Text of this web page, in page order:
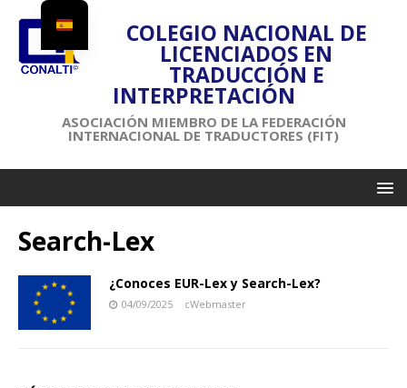
COLEGIO NACIONAL DE
LICENCIADOS EN
TRADUCCIÓN E
INTERPRETACIÓN
ASOCIACIÓN MIEMBRO DE LA FEDERACIÓN
INTERNACIONAL DE TRADUCTORES (FIT)
Search-Lex
¿Conoces EUR-Lex y Search-Lex?
04/09/2025 cWebmaster